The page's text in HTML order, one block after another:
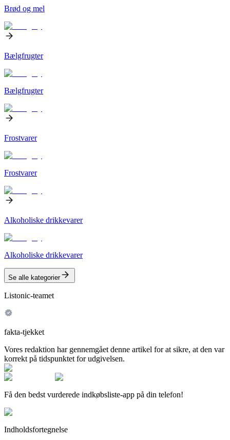
Brød og mel
Bælgfrugter
Bælgfrugter
Frostvarer
Frostvarer
Alkoholiske drikkevarer
Alkoholiske drikkevarer
Se alle kategorier
Listonic-teamet
fakta-tjekket
Vores redaktion har gennemgået denne artikel for at sikre, at den var
korrekt på tidspunktet for udgivelsen.
Få den bedst vurderede indkøbsliste-app på din telefon!
Indholdsfortegnelse